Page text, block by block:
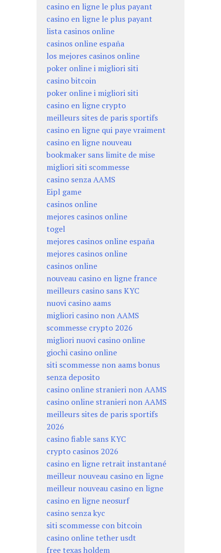
casino en ligne le plus payant
casino en ligne le plus payant
lista casinos online
casinos online españa
los mejores casinos online
poker online i migliori siti
casino bitcoin
poker online i migliori siti
casino en ligne crypto
meilleurs sites de paris sportifs
casino en ligne qui paye vraiment
casino en ligne nouveau
bookmaker sans limite de mise
migliori siti scommesse
casino senza AAMS
Eipl game
casinos online
mejores casinos online
togel
mejores casinos online españa
mejores casinos online
casinos online
nouveau casino en ligne france
meilleurs casino sans KYC
nuovi casino aams
migliori casino non AAMS
scommesse crypto 2026
migliori nuovi casino online
giochi casino online
siti scommesse non aams bonus
senza deposito
casino online stranieri non AAMS
casino online stranieri non AAMS
meilleurs sites de paris sportifs
2026
casino fiable sans KYC
crypto casinos 2026
casino en ligne retrait instantané
meilleur nouveau casino en ligne
meilleur nouveau casino en ligne
casino en ligne neosurf
casino senza kyc
siti scommesse con bitcoin
casino online tether usdt
free texas holdem